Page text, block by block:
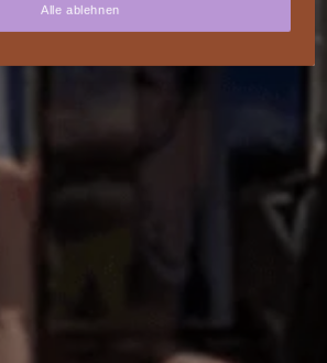
Alle ablehnen